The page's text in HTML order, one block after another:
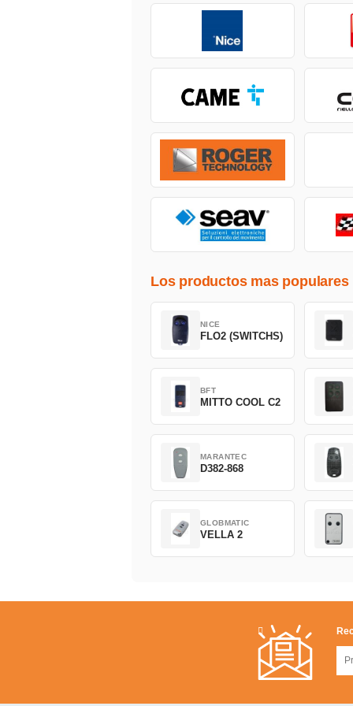
Los productos mas populares
NICE
FLO2 (SWITCHS)
BFT
MITTO COOL C2
MARANTEC
D382-868
GLOBMATIC
VELLA 2